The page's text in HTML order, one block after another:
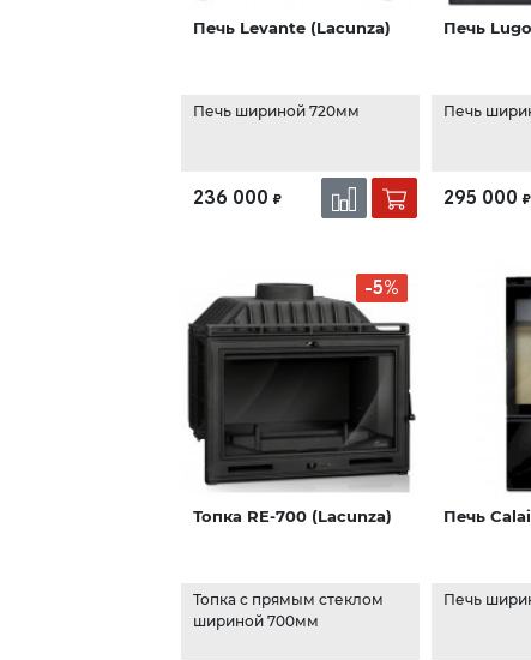
Печь Levante (Lacunza)
Печь шириной 720мм
236 000 ₽
Печь
Печь
295 000 ₽
-5%
Топка RE-700 (Lacunza)
Топка с прямым стеклом
шириной 700мм
Печь
Печь